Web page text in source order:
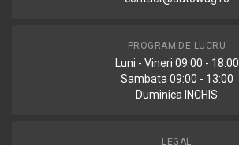
PROGRAM DE LUCRU
Luni - Vineri 09:00 - 18:00
Sambata 09:00 - 13:00
Duminica INCHIS
LEGAL